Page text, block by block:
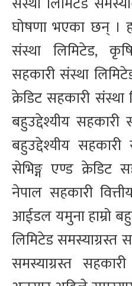
घोषणा भएका छन् ।
संस्था लिमिटेड,
सहकारी संस्था
क्रेडिट सहकारी संस्था
बहुउद्देश्यीय सहकारी
बहुउद्देश्यीय
सेभिङ्ग एण्ड क्रेडिट
नेपाल सहकारी
आईडल यमुना हाम्रो
लिमिटेड समस्याग्रस्त
समस्याग्रस्त